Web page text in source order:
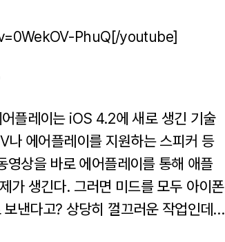
PhuQ[/youtube]
플레이는 iOS 4.2에 새로 생긴 기술
에어플레이를 지원하는 스피커 등
영상을 바로 에어플레이를 통해 애플
가 생긴다. 그러면 미드를 모두 아이폰
낸다고? 상당히 껄끄러운 작업인데…